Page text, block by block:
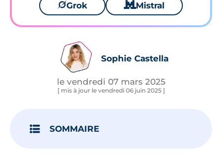
🪐Grok 🐱 Mistral
Sophie Castella
le vendredi 07 mars 2025
[ mis à jour le vendredi 06 juin 2025 ]
SOMMAIRE